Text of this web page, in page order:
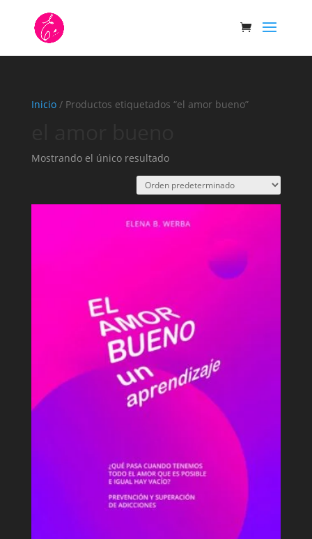
Inicio/ Productos etiquetados “el amor bueno”
Mostrando el único resultado